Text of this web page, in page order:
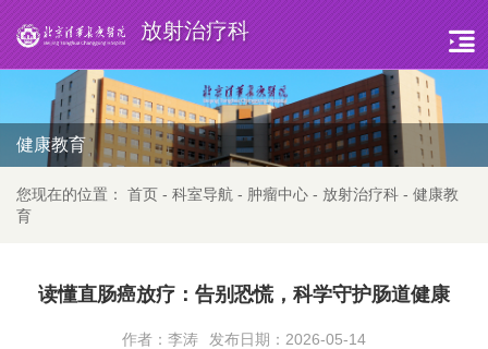
放射治疗科
健康教育
您现在的位置： 首页 - 科室导航 - 肿瘤中心 - 放射治疗科 - 健康教
育
读懂直肠癌放疗：告别恐慌，科学守护肠道健康
作者：李涛 发布日期：2026-05-14